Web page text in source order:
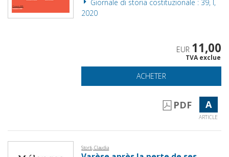
Giornale di storia costituzionale : 39, I,
2020
EUR 11,00
TVA exclue
ACHETER
PDF A
ARTICLE
Storti, Claudia